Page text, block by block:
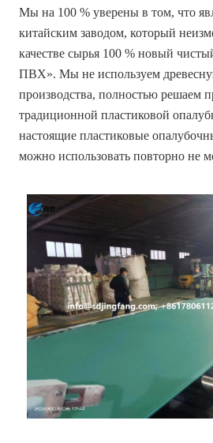
Мы на 100 % уверены в том, что
китайским заводом, который
качестве сырья 100 % новый
ПВХ». Мы не используем
производства, полностью решаем
традиционной пластиковой
настоящие пластиковые
можно использовать повторно не